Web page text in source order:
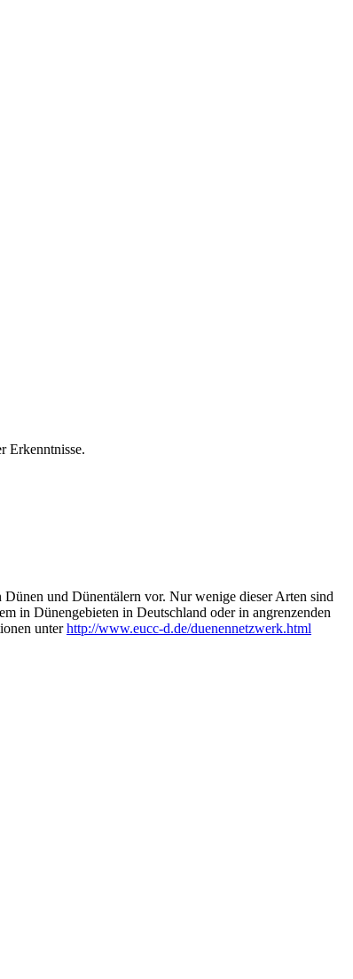
Erkenntnisse.
und Dünentälern vor. Nur wenige dieser Arten sind
in Dünengebieten in Deutschland oder in angrenzenden
unterhttp://www.eucc-d.de/duenennetzwerk.html